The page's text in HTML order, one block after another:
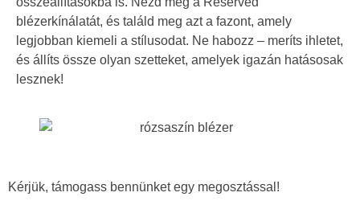
blézerkínálatát, és találd meg azt a fazont, amely
legjobban kiemeli a stílusodat. Ne habozz – meríts ihletet,
és állíts össze olyan szetteket, amelyek igazán hatásosak
lesznek!
Kérjük, támogass bennünket egy megosztással!